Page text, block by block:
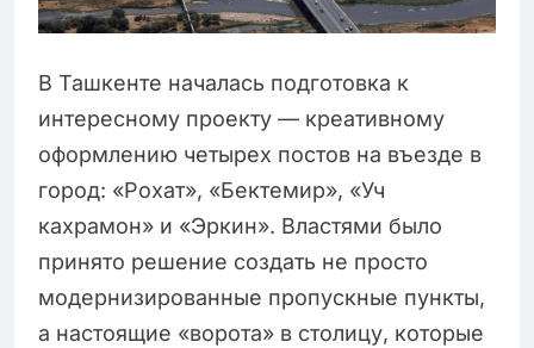
В Ташкенте началась подготовка к
интересному проекту — креативному
оформлению четырех постов на въезде в
город: «Рохат», «Бектемир», «Уч
кахрамон» и «Эркин». Властями было
принято решение создать не просто
модернизированные пропускные пункты,
а настоящие «ворота» в столицу, которые